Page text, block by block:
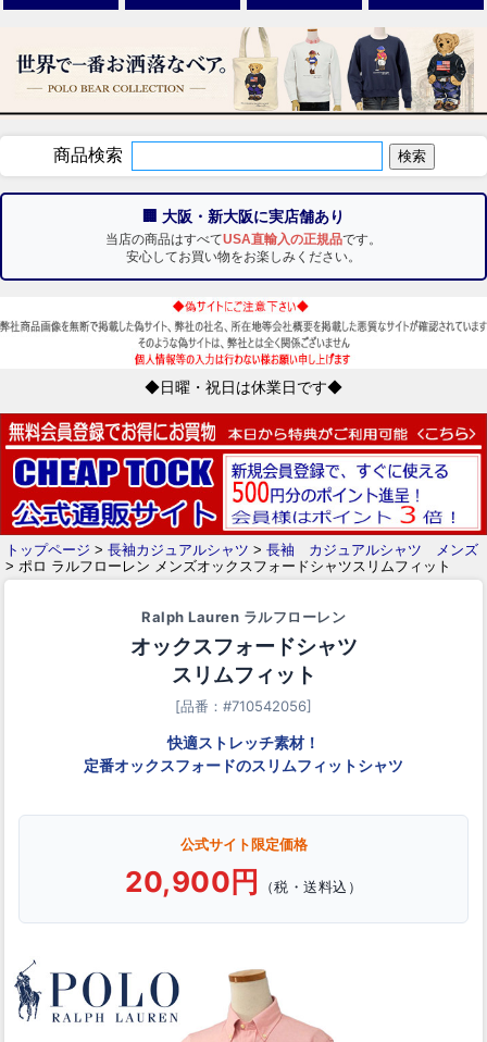
商品検索
🏢 大阪・新大阪に実店舗あり
当店の商品はすべてUSA直輸入の正規品です。
安心してお買い物をお楽しみください。
◆日曜・祝日は休業日です◆
トップページ > 長袖カジュアルシャツ > 長袖 カジュアルシャツ メンズ
> ポロ ラルフローレン メンズオックスフォードシャツスリムフィット
Ralph Lauren ラルフローレン
オックスフォードシャツ
スリムフィット
[品番：#710542056]
快適ストレッチ素材！
定番オックスフォードのスリムフィットシャツ
公式サイト限定価格
20,900円 （税・送料込）